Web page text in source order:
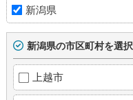
新潟県
新潟県の市区町村を選択
上越市